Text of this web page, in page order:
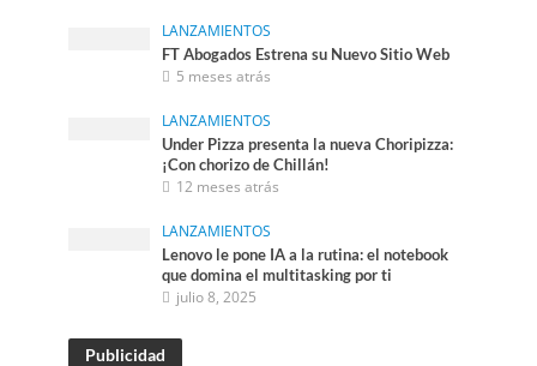
LANZAMIENTOS
FT Abogados Estrena su Nuevo Sitio Web
5 meses atrás
LANZAMIENTOS
Under Pizza presenta la nueva Choripizza:
¡Con chorizo de Chillán!
12 meses atrás
LANZAMIENTOS
Lenovo le pone IA a la rutina: el notebook
que domina el multitasking por ti
julio 8, 2025
Publicidad